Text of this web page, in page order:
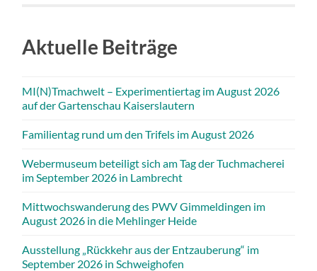
Aktuelle Beiträge
MI(N)Tmachwelt – Experimentiertag im August 2026
auf der Gartenschau Kaiserslautern
Familientag rund um den Trifels im August 2026
Webermuseum beteiligt sich am Tag der Tuchmacherei
im September 2026 in Lambrecht
Mittwochswanderung des PWV Gimmeldingen im
August 2026 in die Mehlinger Heide
Ausstellung „Rückkehr aus der Entzauberung“ im
September 2026 in Schweighofen